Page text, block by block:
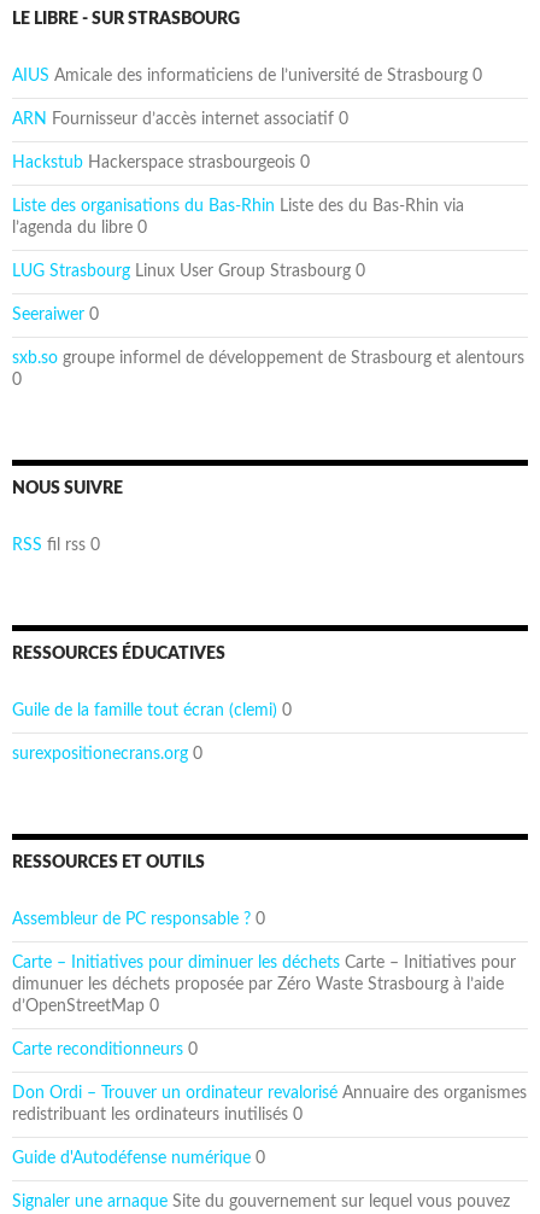
LE LIBRE - SUR STRASBOURG
AIUS Amicale des informaticiens de l’université de Strasbourg 0
ARN Fournisseur d’accès internet associatif 0
Hackstub Hackerspace strasbourgeois 0
Liste des organisations du Bas-Rhin Liste des du Bas-Rhin via
l’agenda du libre 0
LUG Strasbourg Linux User Group Strasbourg 0
Seeraiwer 0
sxb.so groupe informel de développement de Strasbourg et alentours
0
NOUS SUIVRE
RSS fil rss 0
RESSOURCES ÉDUCATIVES
Guile de la famille tout écran (clemi) 0
surexpositionecrans.org 0
RESSOURCES ET OUTILS
Assembleur de PC responsable ? 0
Carte – Initiatives pour diminuer les déchets Carte – Initiatives pour
dimunuer les déchets proposée par Zéro Waste Strasbourg à l’aide
d’OpenStreetMap 0
Carte reconditionneurs 0
Don Ordi – Trouver un ordinateur revalorisé Annuaire des organismes
redistribuant les ordinateurs inutilisés 0
Guide d'Autodéfense numérique 0
Signaler une arnaque Site du gouvernement sur lequel vous pouvez